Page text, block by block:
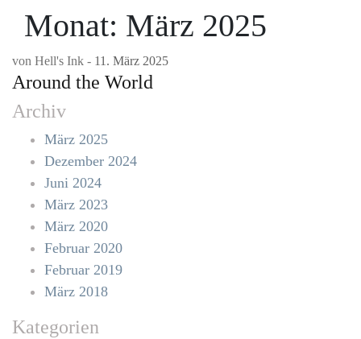
Monat: März 2025
von Hell's Ink - 11. März 2025
Around the World
Archiv
März 2025
Dezember 2024
Juni 2024
März 2023
März 2020
Februar 2020
Februar 2019
März 2018
Kategorien